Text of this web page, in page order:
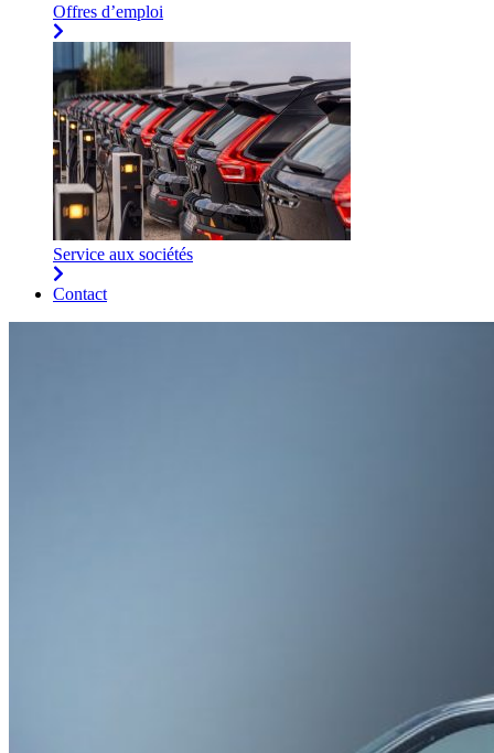
Offres d’emploi
Service aux sociétés
Contact